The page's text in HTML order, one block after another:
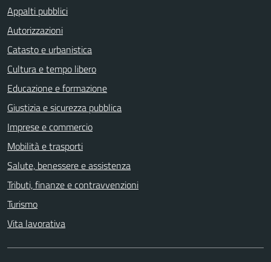
Appalti pubblici
Autorizzazioni
Catasto e urbanistica
Cultura e tempo libero
Educazione e formazione
Giustizia e sicurezza pubblica
Imprese e commercio
Mobilità e trasporti
Salute, benessere e assistenza
Tributi, finanze e contravvenzioni
Turismo
Vita lavorativa